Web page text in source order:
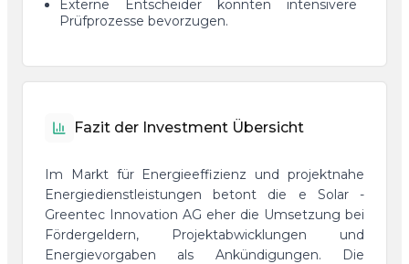
Externe Entscheider könnten intensivere
Prüfprozesse bevorzugen.
Fazit der Investment Übersicht
Im Markt für Energieeffizienz und projektnahe
Energiedienstleistungen betont die e Solar -
Greentec Innovation AG eher die Umsetzung bei
Fördergeldern, Projektabwicklungen und
Energievorgaben als Ankündigungen. Die